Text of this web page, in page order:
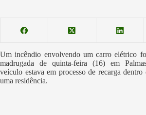
Um incêndio envolvendo um carro elétrico
madrugada de quinta-feira (16) em
veículo estava em processo de recarga dentro
uma residência.